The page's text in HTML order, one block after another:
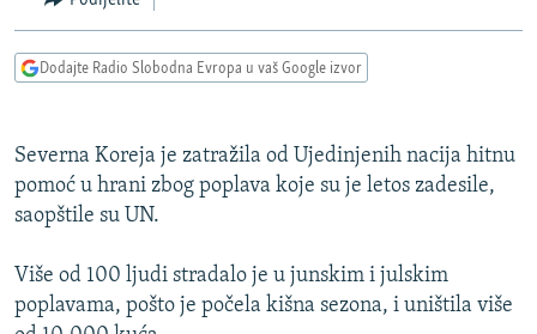
navigaciju
Pređite
na
VIDEO
INFOGRAFIKE
PODCASTI
KINA NA BALKANU
RSE PRIČE IZ SVIJETA
ISPRIČAJ MI
DNEVNO@RSE
Dodajte Radio Slobodna Evropa u vaš Google izvor
Severna Koreja je zatražila od Ujedinjenih nacija hitnu
pomoć u hrani zbog poplava koje su je letos zadesile,
saopštile su UN.
Više od 100 ljudi stradalo je u junskim i julskim
poplavama, pošto je počela kišna sezona, i uništila više